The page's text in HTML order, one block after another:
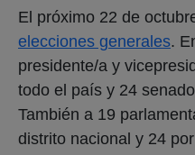
El próximo 22 de
elecciones generales.
presidente/a y
todo el país y 24
También a 19
distrito nacional y 24